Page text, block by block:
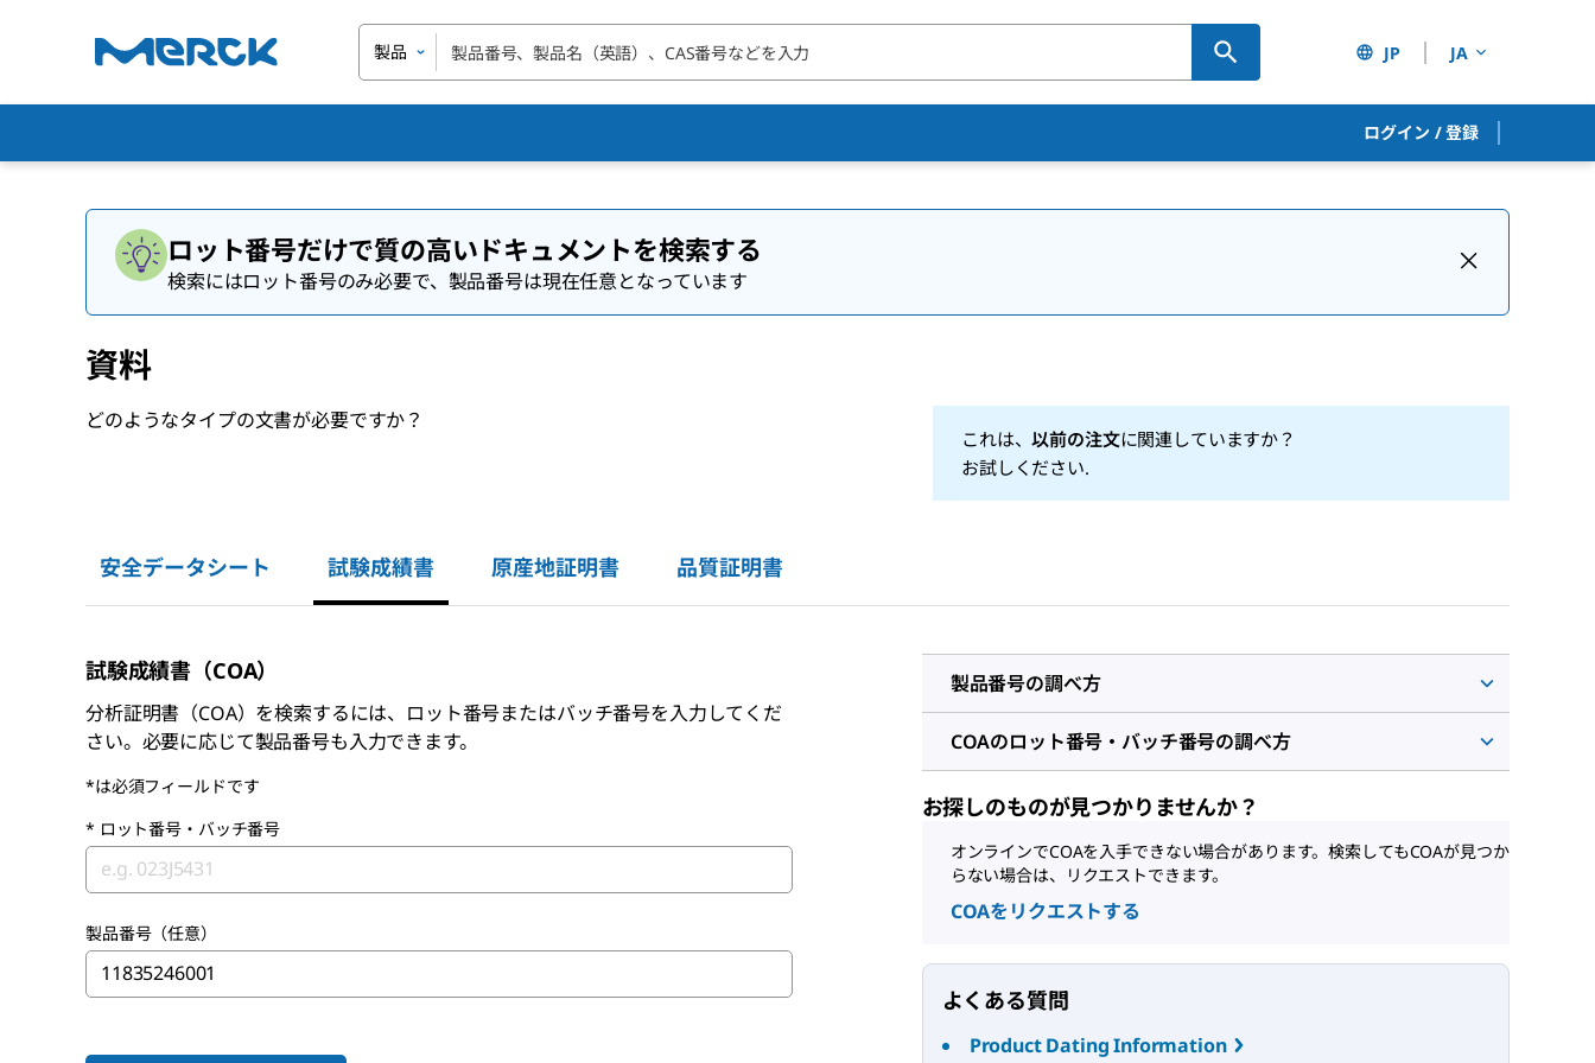
製品 JP JA
ログイン / 登録
ロット番号だけで質の高いドキュメントを検索する
検索にはロット番号のみ必要で、製品番号は現在任意となっています
資料
どのようなタイプの文書が必要ですか？
これは、以前の注文に関連していますか？
お試しください.
安全データシート 試験成績書 原産地証明書 品質証明書
試験成績書（COA）
分析証明書（COA）を検索するには、ロット番号またはバッチ番号を入力してくだ
さい。必要に応じて製品番号も入力できます。
*は必須フィールドです
* ロット番号・バッチ番号
製品番号（任意）
製品番号の調べ方
COAのロット番号・バッチ番号の調べ方
お探しのものが見つかりませんか？
オンラインでCOAを入手できない場合があります。検索してもCOAが見つか
らない場合は、リクエストできます。
COAをリクエストする
よくある質問
Product Dating Information